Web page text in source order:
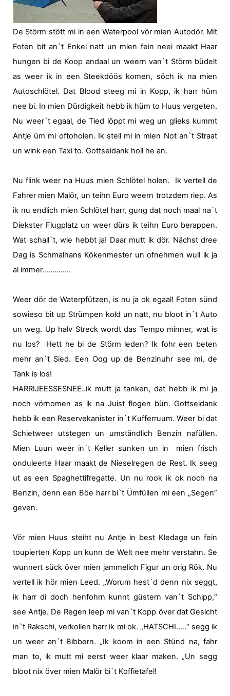
De Störm stött mi in een Waterpool vör mien Autodör. Mit
Foten bit an`t Enkel natt un mien fein neei maakt Haar
hungen bi de Koop andaal un weern van`t Störm büdelt
as weer ik in een Steekdöös komen, söch ik na mien
Autoschlötel. Dat Blood steeg mi in Kopp, ik harr hüm
nee bi. In mien Dürdigkeit hebb ik hüm to Huus vergeten.
Nu weer`t egaal, de Tied löppt mi weg un glieks kummt
Antje üm mi oftoholen. Ik stell mi in mien Not an`t Straat
un wink een Taxi to. Gottseidank holl he an.
Nu flink weer na Huus mien Schlötel holen.
Ik vertell de
Fahrer mien Malör, un teihn Euro weern trotzdem riep. As
ik nu endlich mien Schlötel harr, gung dat noch maal na`t
Diekster Flugplatz un weer dürs ik teihn Euro berappen.
Wat schall`t, wie hebbt ja! Daar mutt ik dör. Nächst dree
Dag is Schmalhans Kökenmester un ofnehmen wull ik ja
al immer…………..
Weer dör de Waterpfützen, is nu ja ok egaal! Foten sünd
sowieso bit up Strümpen kold un natt, nu bloot in`t Auto
un weg. Up halv Streck wordt das Tempo minner, wat is
nu los?
Hett he bi de Störm leden? Ik fohr een beten
mehr an`t Sied. Een Oog up de Benzinuhr see mi, de
Tank is los!
HARRIJEESSESNEE..ik mutt ja tanken, dat hebb ik mi ja
noch vörnomen as ik na Juist flogen bün. Gottseidank
hebb ik een Reservekanister in`t Kufferruum. Weer bi dat
Schietweer utstegen un umständlich Benzin nafüllen.
Mien Luun weer in`t Keller sunken un in
mien frisch
onduleerte Haar maakt de Nieselregen de Rest. Ik seeg
ut as een Spaghettifregatte. Un nu rook ik ok noch na
Benzin, denn een Böe harr bi`t Ümfüllen mi een „Segen”
geven.
Vör mien Huus steiht nu Antje in best Kledage un fein
toupierten Kopp un kunn de Welt nee mehr verstahn. Se
wunnert sück över mien jammelich Figur un orig Rök. Nu
vertell ik hör mien Leed. „Worum hest`d denn nix seggt,
ik harr di doch henfohrn kunnt güstern van`t Schipp,“
see Antje. De Regen leep mi van`t Kopp över dat Gesicht
in`t Rakschi, verkollen harr ik mi ok. „HATSCHI…..“ segg ik
un weer an`t Bibbern. „Ik koom in een Stünd na, fahr
man to, ik mutt mi eerst weer klaar maken. „Un segg
bloot nix över mien Malör bi`t Koffietafel!